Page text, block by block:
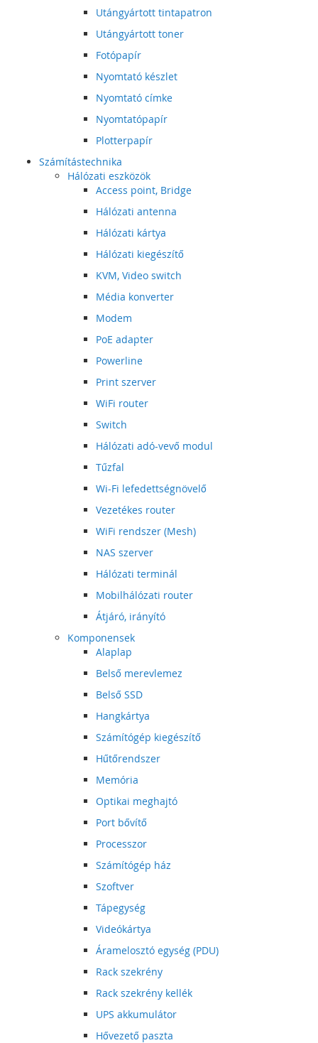
Utángyártott tintapatron
Utángyártott toner
Fotópapír
Nyomtató készlet
Nyomtató címke
Nyomtatópapír
Plotterpapír
Számítástechnika
Hálózati eszközök
Access point, Bridge
Hálózati antenna
Hálózati kártya
Hálózati kiegészítő
KVM, Video switch
Média konverter
Modem
PoE adapter
Powerline
Print szerver
WiFi router
Switch
Hálózati adó-vevő modul
Tűzfal
Wi-Fi lefedettségnövelő
Vezetékes router
WiFi rendszer (Mesh)
NAS szerver
Hálózati terminál
Mobilhálózati router
Átjáró, irányító
Komponensek
Alaplap
Belső merevlemez
Belső SSD
Hangkártya
Számítógép kiegészítő
Hűtőrendszer
Memória
Optikai meghajtó
Port bővítő
Processzor
Számítógép ház
Szoftver
Tápegység
Videókártya
Áramelosztó egység (PDU)
Rack szekrény
Rack szekrény kellék
UPS akkumulátor
Hővezető paszta